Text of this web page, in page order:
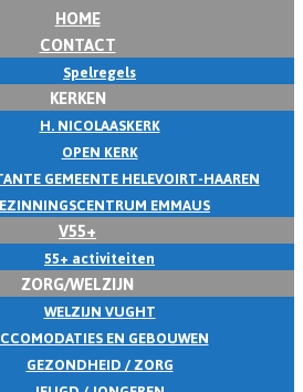
HOME
CONTACT
Spelregels
KERKEN
H. NICOLAASKERK
OPEN KERK
GEMEENTE HELEVOIRT-HAAREN
EMMAUS
V55+
55+ activiteiten
ZORG/WELZIJN
WELZIJN VUGHT
EN GEBOUWEN
GEZONDHEID / ZORG